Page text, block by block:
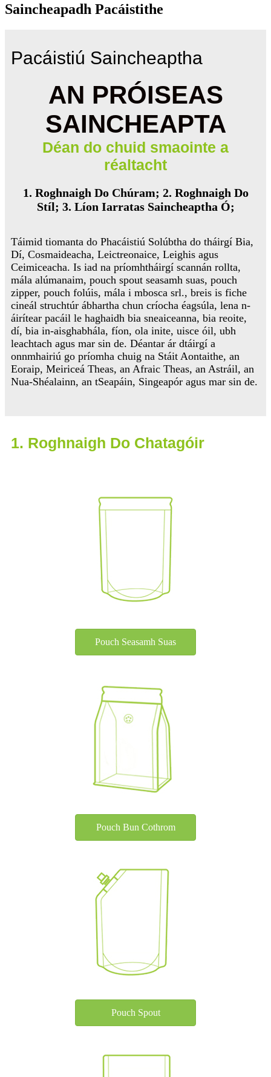
Saincheapadh Pacáistithe
Pacáistiú Saincheaptha
AN PRÓISEAS
SAINCHEAPTA
Déan do chuid smaointe a
réaltacht
1. Roghnaigh Do Chúram; 2. Roghnaigh Do
Stíl; 3. Líon Iarratas Saincheaptha Ó;
Táimid tiomanta do Phacáistiú Solúbtha do tháirgí Bia,
Dí, Cosmaideacha, Leictreonaice, Leighis agus
Ceimiceacha. Is iad na príomhtháirgí scannán rollta,
mála alúmanaim, pouch spout seasamh suas, pouch
zipper, pouch folúis, mála i mbosca srl., breis is fiche
cineál struchtúr ábhartha chun críocha éagsúla, lena n-
áirítear pacáil le haghaidh bia sneaiceanna, bia reoite,
dí, bia in-aisghabhála, fíon, ola inite, uisce óil, ubh
leachtach agus mar sin de. Déantar ár dtáirgí a
onnmhairiú go príomha chuig na Stáit Aontaithe, an
Eoraip, Meiriceá Theas, an Afraic Theas, an Astráil, an
Nua-Shéalainn, an tSeapáin, Singeapór agus mar sin de.
1. Roghnaigh Do Chatagóir
Pouch Seasamh Suas
Pouch Bun Cothrom
Pouch Spout